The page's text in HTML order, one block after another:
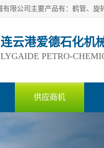
连云港爱德石化机
LYGAIDE PETRO-
供应商机